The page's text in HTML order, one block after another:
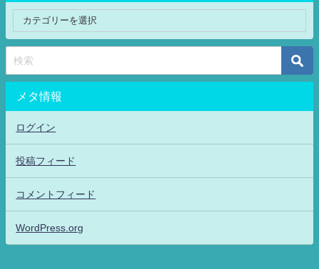
メタ情報
ログイン
投稿フィード
コメントフィード
WordPress.org